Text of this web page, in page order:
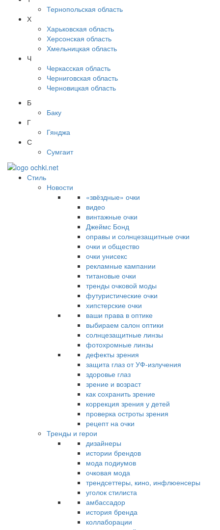
Тернопольская область
Х
Харьковская область
Херсонская область
Хмельницкая область
Ч
Черкасская область
Черниговская область
Черновицкая область
Б
Баку
Г
Гянджа
С
Сумгаит
Стиль
Новости
«звёздные» очки
видео
винтажные очки
Джеймс Бонд
оправы и солнцезащитные очки
очки и общество
очки унисекс
рекламные кампании
титановые очки
тренды очковой моды
футуристические очки
хипстерские очки
ваши права в оптике
выбираем салон оптики
солнцезащитные линзы
фотохромные линзы
дефекты зрения
защита глаз от УФ-излучения
здоровье глаз
зрение и возраст
как сохранить зрение
коррекция зрения у детей
проверка остроты зрения
рецепт на очки
Тренды и герои
дизайнеры
истории брендов
мода подиумов
очковая мода
трендсеттеры, кино, инфлюенсеры
уголок стилиста
амбассадор
история бренда
коллаборации